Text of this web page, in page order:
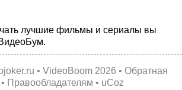
лучшие фильмы и сериалы вы
• VideoBoom2026 • Обратная
• Правообладателям • uCoz